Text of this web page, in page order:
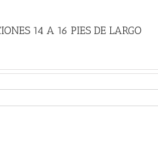
14 A 16 PIES DE LARGO